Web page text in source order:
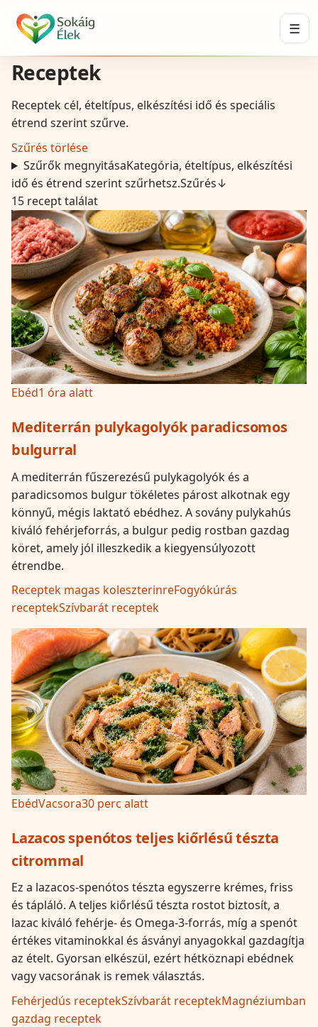
☰
Receptek
Receptek cél, ételtípus, elkészítési idő és speciális
étrend szerint szűrve.
Szűrés törlése
Szűrők megnyitásaKategória, ételtípus, elkészítési
idő és étrend szerint szűrhetsz.Szűrés↓
15 recept találat
Ebéd1 óra alatt
Mediterrán pulykagolyók paradicsomos
bulgurral
A mediterrán fűszerezésű pulykagolyók és a
paradicsomos bulgur tökéletes párost alkotnak egy
könnyű, mégis laktató ebédhez. A sovány pulykahús
kiváló fehérjeforrás, a bulgur pedig rostban gazdag
köret, amely jól illeszkedik a kiegyensúlyozott
étrendbe.
Receptek magas koleszterinreFogyókúrás
receptekSzívbarát receptek
EbédVacsora30 perc alatt
Lazacos spenótos teljes kiőrlésű tészta
citrommal
Ez a lazacos-spenótos tészta egyszerre krémes, friss
és tápláló. A teljes kiőrlésű tészta rostot biztosít, a
lazac kiváló fehérje- és Omega-3-forrás, míg a spenót
értékes vitaminokkal és ásványi anyagokkal gazdagítja
az ételt. Gyorsan elkészül, ezért hétköznapi ebédnek
vagy vacsorának is remek választás.
Fehérjedús receptekSzívbarát receptekMagnéziumban
gazdag receptek